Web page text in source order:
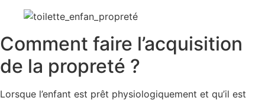
Comment faire l’acquisition
de la propreté ?
Lorsque l’enfant est prêt physiologiquement et qu’il est